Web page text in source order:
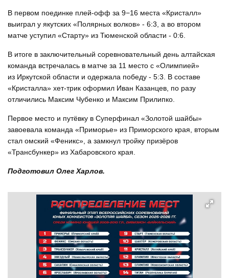
В первом поединке плей-офф за 9−16 места «Кристалл»
выиграл у якутских «Полярных волков» - 6:3, а во втором
матче уступил «Старту» из Тюменской области - 0:6.
В итоге в заключительный соревновательный день алтайская
команда встречалась в матче за 11 место с «Олимпией»
из Иркутской области и одержала победу - 5:3. В составе
«Кристалла» хет-трик оформил Иван Казанцев, по разу
отличились Максим Чубенко и Максим Прилипко.
Первое место и путёвку в Суперфинал «Золотой шайбы»
завоевала команда «Приморье» из Приморского края, вторым
стал омский «Феникс», а замкнул тройку призёров
«Трансбункер» из Хабаровского края.
Подготовил Олег Харлов.